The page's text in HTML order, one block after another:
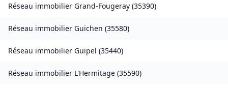
Réseau immobilier Grand-Fougeray (35390)
Réseau immobilier Guichen (35580)
Réseau immobilier Guipel (35440)
Réseau immobilier L'Hermitage (35590)